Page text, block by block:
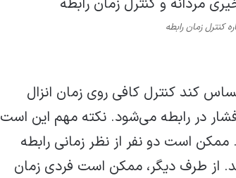
کنترل زمان رابطه
کند کنترل کافی روی زمان انزال
در رابطه می‌شود. نکته مهم این است
است دو نفر از نظر زمانی رابطه
از طرف دیگر، ممکن است فردی زمان